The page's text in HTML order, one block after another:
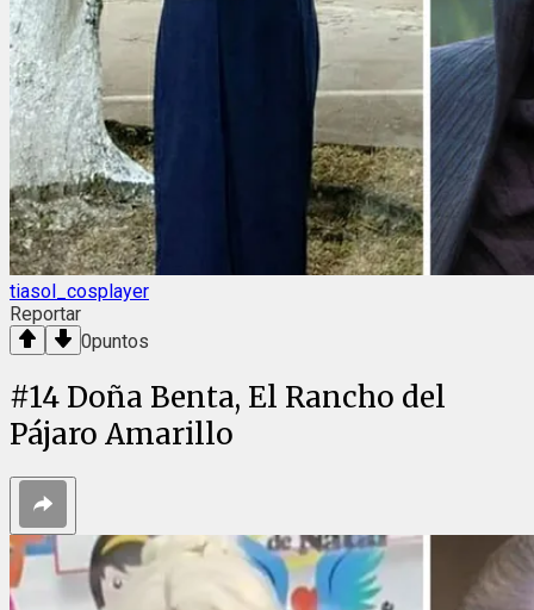
tiasol_cosplayer
Reportar
0puntos
#14 Doña Benta, El Rancho del
Pájaro Amarillo